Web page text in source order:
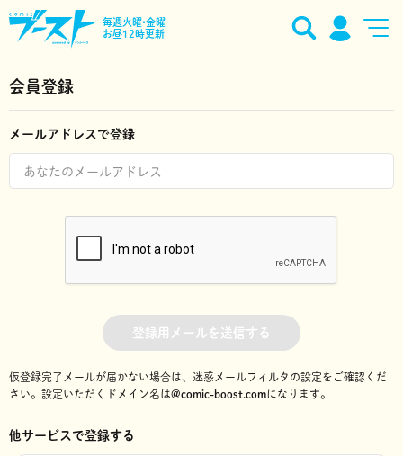
毎週火曜•金曜
お昼12時更新
会員登録
メールアドレスで登録
登録用メールを送信する
仮登録完了メールが届かない場合は、迷惑メールフィルタの設定をご確認くだ
さい。 設定いただくドメイン名は@comic-boost.comになります。
他サービスで登録する